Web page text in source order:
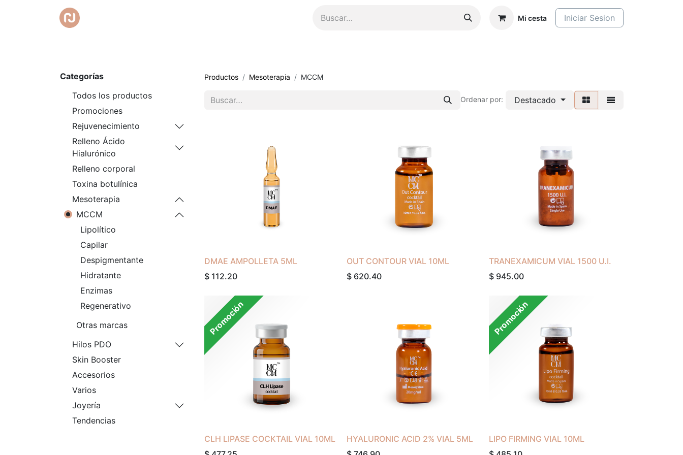
Mi cesta Iniciar Sesion
Categorías
Todos los productos
Promociones
Rejuvenecimiento
Relleno Ácido
Hialurónico
Relleno corporal
Toxina botulínica
Mesoterapia
MCCM
Lipolítico
Capilar
Despigmentante
Hidratante
Enzimas
Regenerativo
Otras marcas
Hilos PDO
Skin Booster
Accesorios
Varios
Joyería
Tendencias
Productos Mesoterapia MCCM
Ordenar por: Destacado
DMAE AMPOLLETA 5ML
$ 112.20
OUT CONTOUR VIAL 10ML
$ 620.40
TRANEXAMICUM VIAL 1500 U.I.
$ 945.00
Promoción
CLH LIPASE COCKTAIL VIAL 10ML
HYALURONIC ACID 2% VIAL 5ML
Promoción
LIPO FIRMING VIAL 10ML